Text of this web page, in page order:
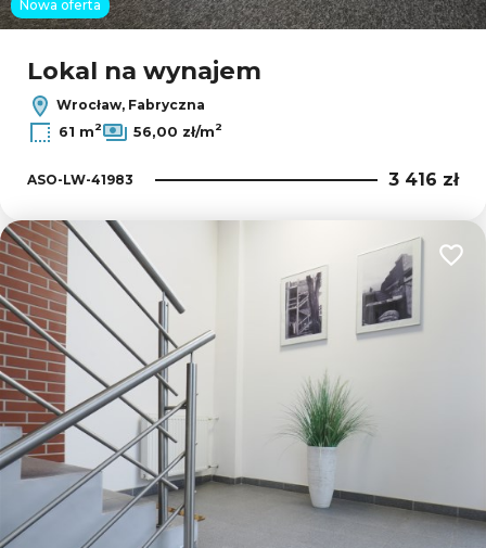
Nowa oferta
Lokal na wynajem
Wrocław, Fabryczna
61 m2 56,00 zł/m2
ASO-LW-41983 3 416 zł